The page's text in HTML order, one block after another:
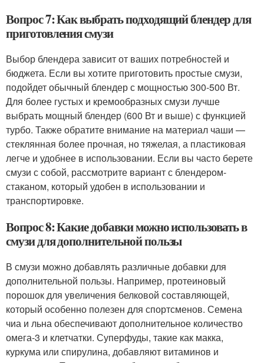
Вопрос 7: Как выбрать подходящий блендер для
приготовления смузи
Выбор блендера зависит от ваших потребностей и
бюджета. Если вы хотите приготовить простые смузи,
подойдет обычный блендер с мощностью 300-500 Вт.
Для более густых и кремообразных смузи лучше
выбрать мощный блендер (600 Вт и выше) с функцией
турбо. Также обратите внимание на материал чаши —
стеклянная более прочная, но тяжелая, а пластиковая
легче и удобнее в использовании. Если вы часто берете
смузи с собой, рассмотрите вариант с блендером-
стаканом, который удобен в использовании и
транспортировке.
Вопрос 8: Какие добавки можно использовать в
смузи для дополнительной пользы
В смузи можно добавлять различные добавки для
дополнительной пользы. Например, протеиновый
порошок для увеличения белковой составляющей,
который особенно полезен для спортсменов. Семена
чиа и льна обеспечивают дополнительное количество
омега-3 и клетчатки. Суперфуды, такие как макка,
куркума или спирулина, добавляют витаминов и